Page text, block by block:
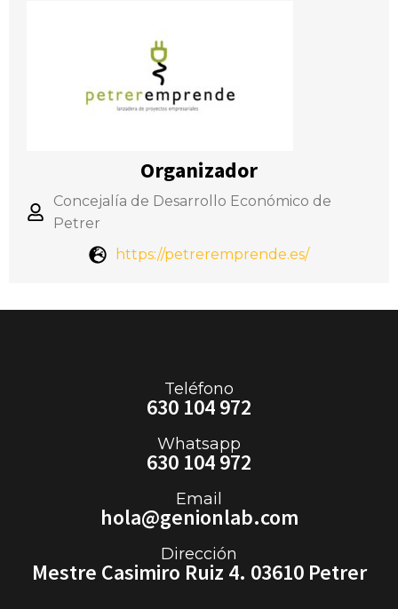
Organizador
Concejalía de Desarrollo Económico de
Petrer
https://petreremprende.es/
Teléfono
630 104 972
Whatsapp
630 104 972
Email
hola@genionlab.com
Dirección
Mestre Casimiro Ruiz 4. 03610 Petrer